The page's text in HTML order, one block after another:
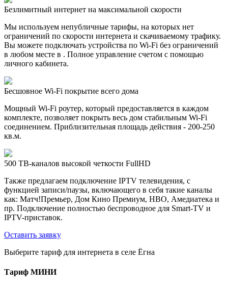
Безлимитный интернет на максимальной скорости
Мы используем непубличные тарифы, на которых нет
ограничений по скорости интернета и скачиваемому трафику.
Вы можете подключать устройства по Wi-Fi без ограничений
в любом месте в . Полное управление счетом с помощью
личного кабинета.
Бесшовное Wi-Fi покрытие всего дома
Мощный Wi-Fi роутер, который предоставляется в каждом
комплекте, позволяет покрыть весь дом стабильным Wi-Fi
соединением. Приблизительная площадь действия - 200-250
кв.м.
500 ТВ-каналов высокой четкости FullHD
Также предлагаем подключение IPTV телевидения, с
функцией записи/паузы, включающего в себя такие каналы
как: Матч!Премьер, Дом Кино Премиум, HBO, Амедиатека и
пр. Подключение полностью беспроводное для Smart-TV и
IPTV-приставок.
Оставить заявку
Выберите тариф для интернета в селе Ёгна
Тариф МИНИ